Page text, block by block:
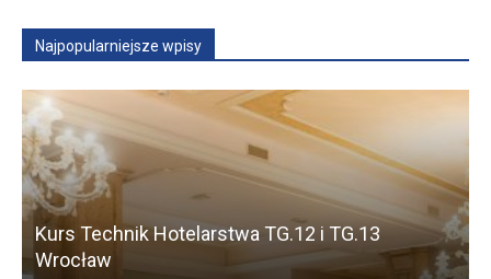
Najpopularniejsze wpisy
Kurs Technik Hotelarstwa TG.12 i TG.13
Wrocław